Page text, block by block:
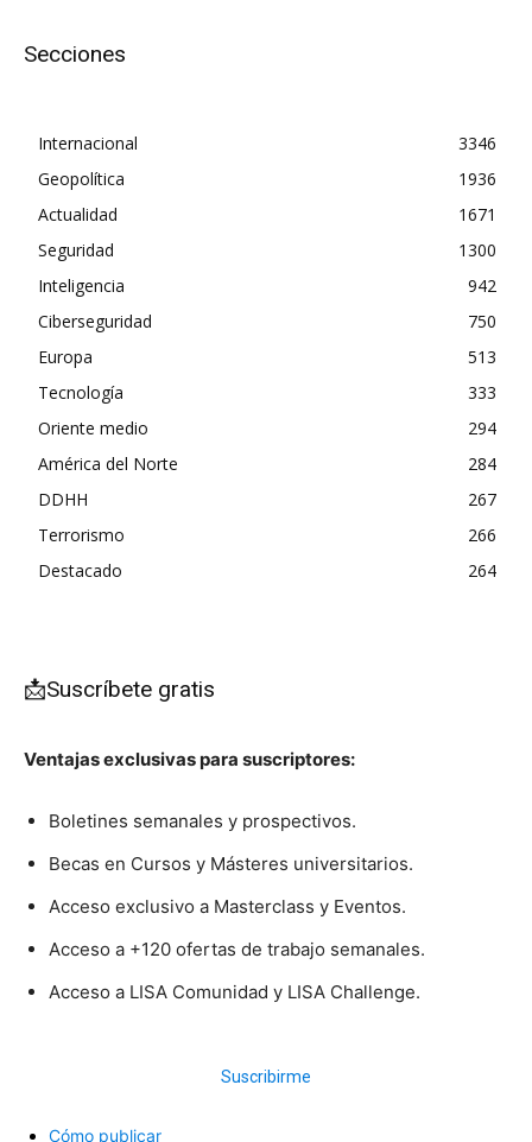
Secciones
Internacional
3346
Geopolítica
1936
Actualidad
1671
Seguridad
1300
Inteligencia
942
Ciberseguridad
750
Europa
513
Tecnología
333
Oriente medio
294
América del Norte
284
DDHH
267
Terrorismo
266
Destacado
264
📩Suscríbete gratis
Ventajas exclusivas para suscriptores:
Boletines semanales y prospectivos.
Becas en Cursos y Másteres universitarios.
Acceso exclusivo a Masterclass y Eventos.
Acceso a +120 ofertas de trabajo semanales.
Acceso a LISA Comunidad y LISA Challenge.
Suscribirme
Cómo publicar